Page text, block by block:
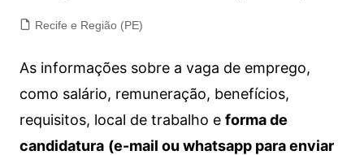
Recife e Região (PE)
As informações sobre a vaga de emprego,
como salário, remuneração, benefícios,
requisitos, local de trabalho e forma de
candidatura (e-mail ou whatsapp para enviar